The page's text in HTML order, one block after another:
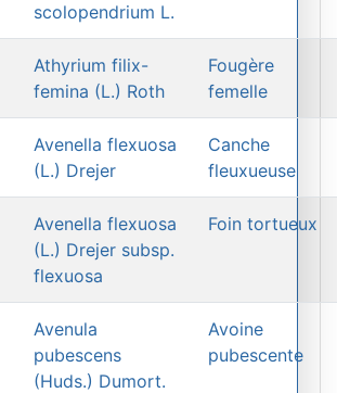
scolopendrium L.
Athyrium filix-
femina (L.) Roth
Fougère
femelle
Avenella flexuosa
(L.) Drejer
Canche
fleuxueuse
Avenella flexuosa
(L.) Drejer subsp.
flexuosa
Foin tortueux
Avenula
pubescens
(Huds.) Dumort.
Avoine
pubescente